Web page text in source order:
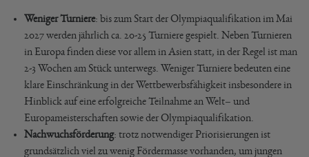
Weniger Turniere: bis zum Start der Olympiaqualifikation im Mai
2027 werden jährlich ca. 20-25 Turniere gespielt. Neben Turnieren
in Europa finden diese vor allem in Asien statt, in der Regel ist man
2-3 Wochen am Stück unterwegs. Weniger Turniere bedeuten eine
klare Einschränkung in der Wettbewerbsfähigkeit insbesondere in
Hinblick auf eine erfolgreiche Teilnahme an Welt– und
Europameisterschaften sowie der Olympiaqualifikation.
Nachwuchsförderung: trotz notwendiger Priorisierungen ist
grundsätzlich viel zu wenig Fördermasse vorhanden, um jungen